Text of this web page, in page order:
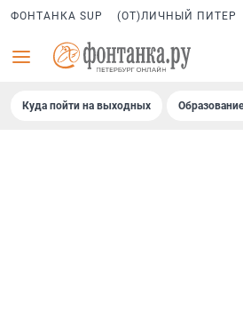
ФОНТАНКА SUP (ОТ)ЛИЧНЫЙ ПИТЕР
Куда пойти на выходных